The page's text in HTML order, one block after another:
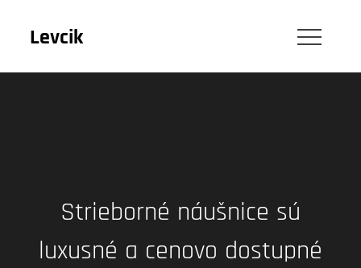
Levcik
Strieborné náušnice sú
luxusné a cenovo dostupné